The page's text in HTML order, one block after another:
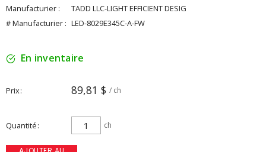
Manufacturier :
TADD LLC-LIGHT EFFICIENT DESIG
# Manufacturier : LED-8029E345C-A-FW
En inventaire
Prix 89,81 $ / ch
Quantité ch